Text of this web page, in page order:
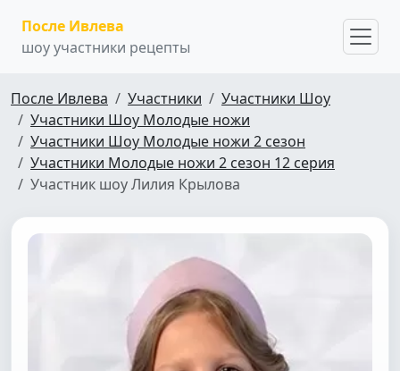
После Ивлева
шоу участники рецепты
После Ивлева Участники
Участники Шоу
Участники Шоу Молодые ножи
Участники Шоу Молодые ножи 2 сезон
Участники Молодые ножи 2 сезон 12 серия
Участник шоу Лилия Крылова